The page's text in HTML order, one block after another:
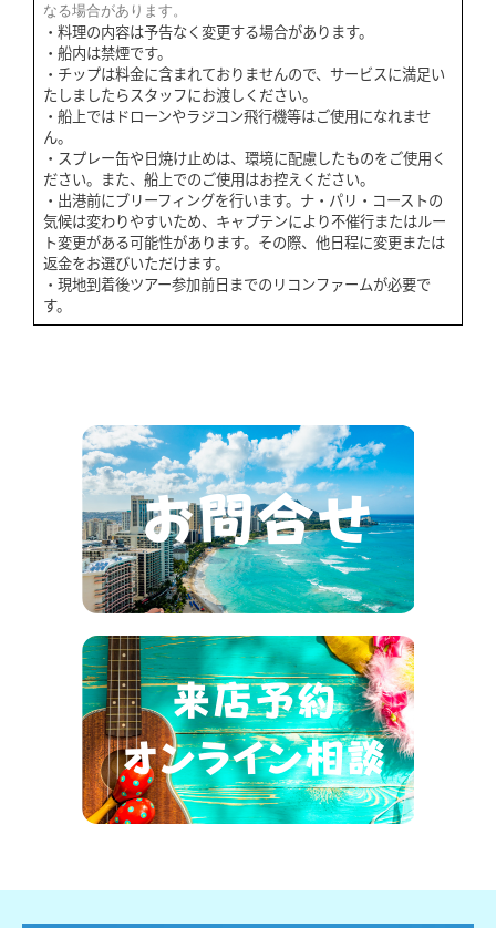
なる場合があります。
・料理の内容は予告なく変更する場合があります。
・船内は禁煙です。
・チップは料金に含まれておりませんので、サービスに満足い
たしましたらスタッフにお渡しください。
・船上ではドローンやラジコン飛行機等はご使用になれませ
ん。
・スプレー缶や日焼け止めは、環境に配慮したものをご使用く
ださい。また、船上でのご使用はお控えください。
・出港前にブリーフィングを行います。ナ・パリ・コーストの
気候は変わりやすいため、キャプテンにより不催行またはルー
ト変更がある可能性があります。その際、他日程に変更または
返金をお選びいただけます。
・現地到着後ツアー参加前日までのリコンファームが必要で
す。